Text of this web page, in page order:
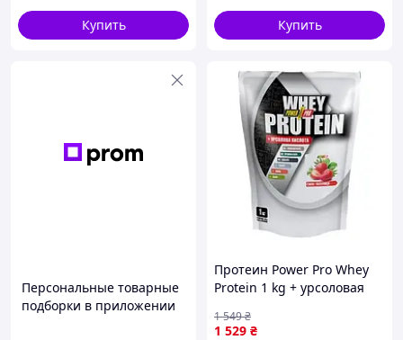
Купить
Купить
Персональные товарные
подборки в приложении
Протеин Power Pro Whey
Protein 1 kg + урсоловая
05)
1 529 ₴
1 549₴